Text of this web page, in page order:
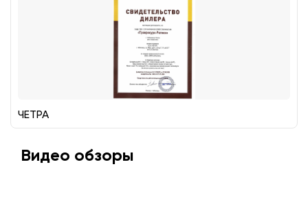
ЧЕТРА
Видео обзоры